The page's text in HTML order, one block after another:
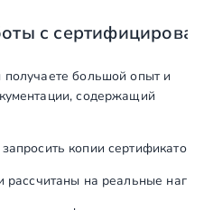
с
большой опыт и
содержащий
копии сертификатов
рассчитаны на реальные